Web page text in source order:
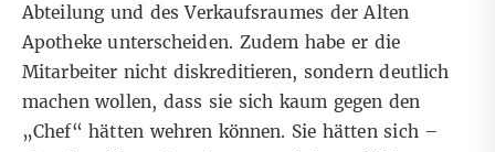
Abteilung und des Verkaufsraumes der Alten
Apotheke unterscheiden. Zudem habe er die
Mitarbeiter nicht diskreditieren, sondern deutlich
machen wollen, dass sie sich kaum gegen den
„Chef“ hätten wehren können. Sie hätten sich –